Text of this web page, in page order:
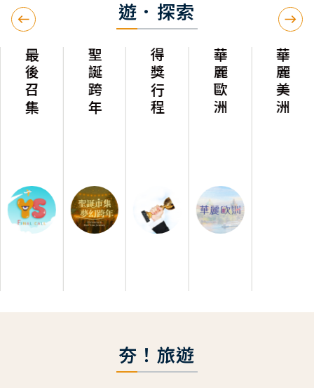
遊．探索
最後召集 聖誕跨年 得獎行程 華麗歐洲 華麗美洲
夯！旅遊